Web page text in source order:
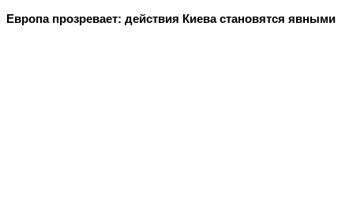
Европа прозревает: действия Киева становятся явными